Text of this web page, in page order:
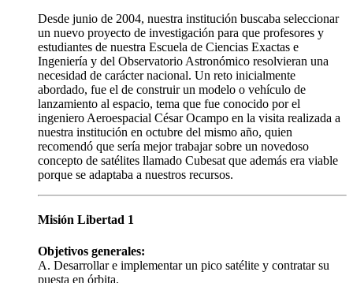
Desde junio de 2004, nuestra institución buscaba seleccionar
un nuevo proyecto de investigación para que profesores y
estudiantes de nuestra Escuela de Ciencias Exactas e
Ingeniería y del Observatorio Astronómico resolvieran una
necesidad de carácter nacional. Un reto inicialmente
abordado, fue el de construir un modelo o vehículo de
lanzamiento al espacio, tema que fue conocido por el
ingeniero Aeroespacial César Ocampo en la visita realizada a
nuestra institución en octubre del mismo año, quien
recomendó que sería mejor trabajar sobre un novedoso
concepto de satélites llamado Cubesat que además era viable
porque se adaptaba a nuestros recursos.
Misión Libertad 1
Objetivos generales:
A. Desarrollar e implementar un pico satélite y contratar su
puesta en órbita.